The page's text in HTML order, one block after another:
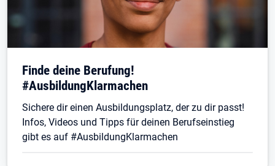
Finde deine Berufung!
#AusbildungKlarmachen
Sichere dir einen Ausbildungsplatz, der zu dir passt!
Infos, Videos und Tipps für deinen Berufseinstieg
gibt es auf #AusbildungKlarmachen